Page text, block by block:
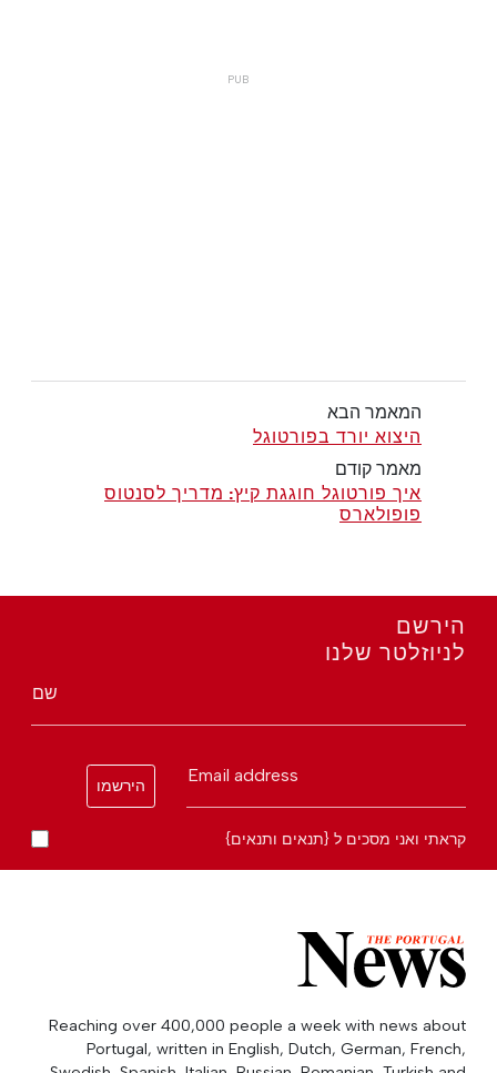
המאמר הבא
היצוא יורד בפורטוגל
מאמר קודם
איך פורטוגל חוגגת קיץ: מדריך לסנטוס
פופולארס
הירשם
לניוזלטר שלנו
שם
Email address
הירשמו
קראתי ואני מסכים ל {תנאים ותנאים}
Reaching over 400,000 people a week with news about
Portugal, written in English, Dutch, German, French,